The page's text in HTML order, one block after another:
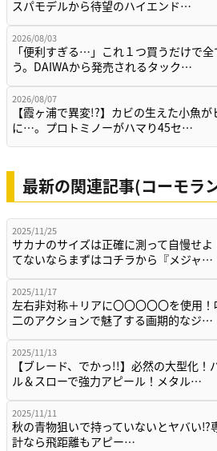
スパモデルから待望のハイエンド…
2026/08/03
「便利すぎる…」これ１つ買うだけで
う。DAIWAから発売されるタック…
2026/08/07
【霞ヶ浦で異変!?】カビの生えた小魚が
に…。プロトミノーがハマり45セ…
最新の関連記事(コーモラ
2025/11/25
サカナのサイズは正確に測って自慢せよ
てないならまずはコチラから『メジャ…
2025/11/17
左右非対称＋リアに〇〇〇〇〇を使用
二のアクションで魅了する画期的なジ…
2025/11/13
【ブレード、でかっ!!】必然の大型化！
ル＆スローで強力アピール！メタル…
2025/11/11
秋の青物狙いで持っていないとヤバい⁉
計なら飛距離もアピー…